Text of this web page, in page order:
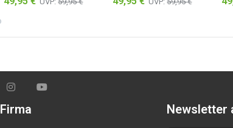
mit integriertem BH)
mit integriertem BH)
Firma Newsletter